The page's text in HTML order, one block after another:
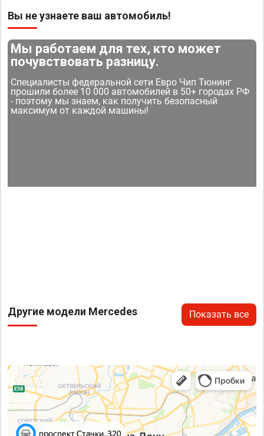
Вы не узнаете ваш автомобиль!
Мы работаем для тех, кто может
почувствовать разницу.
Специалисты федеральной сети Евро Чип Тюнинг
прошили более 10 000 автомобилей в 50+ городах РФ
- поэтому мы знаем, как получить безопасный
максимум от каждой машины!
Другие модели Mercedes Показать все